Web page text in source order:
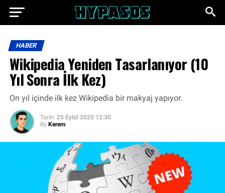
HABER
Wikipedia Yeniden Tasarlanıyor (10
Yıl Sonra İlk Kez)
On yıl içinde ilk kez Wikipedia bir makyaj yapıyor.
Tarih: 25 Eylül 2020 12:30
By Kerem